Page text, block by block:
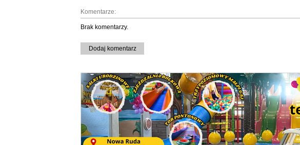
Komentarze:
Brak komentarzy.
Dodaj komentarz